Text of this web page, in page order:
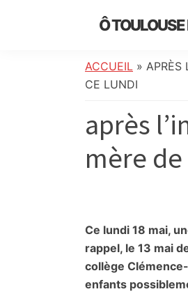
Ô
de
l’actualité
info
locale,
société,
météo,
faits
divers
et
initiatives
ACCUEIL » APRÈS
CE LUNDI
après
mère
Ce lundi 18 mai,
rappel, le 13 mai
collège
enfants